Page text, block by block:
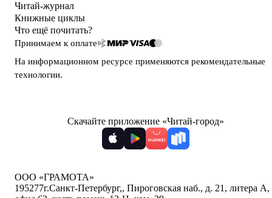
Читай-журнал
Книжные циклы
Что ещё почитать?
Принимаем к оплате
На информационном ресурсе применяются рекомендательные
технологии.
Скачайте приложение «Читай-город»
ООО «ГРАМОТА»
195277г.Санкт-Петербург,, Пироговская наб., д. 21, литера А,